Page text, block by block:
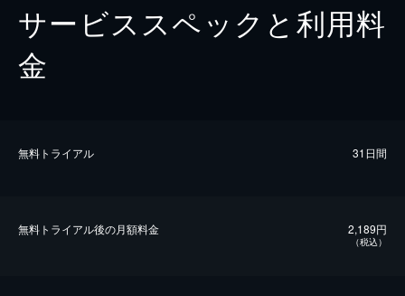
サービススペックと利用料
金
無料トライアル 31日間
無料トライアル後の⽉額料金 2,189円
（税込）